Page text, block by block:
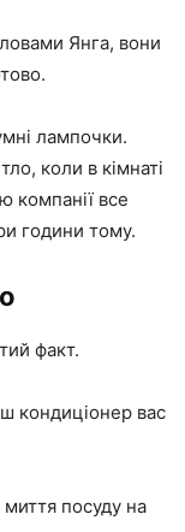
Янга, вони
лампочки.
коли в кімнаті
компанії все
години тому.
факт.
кондиціонер вас
посуду на